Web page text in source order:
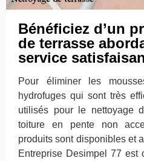
Bénéficiez d’un
de terrasse
service
Pour éliminer les
hydrofuges qui sont très
utilisés pour le nettoyage
toiture en pente non
produits sont disponibles et
Entreprise Desimpel 77 est